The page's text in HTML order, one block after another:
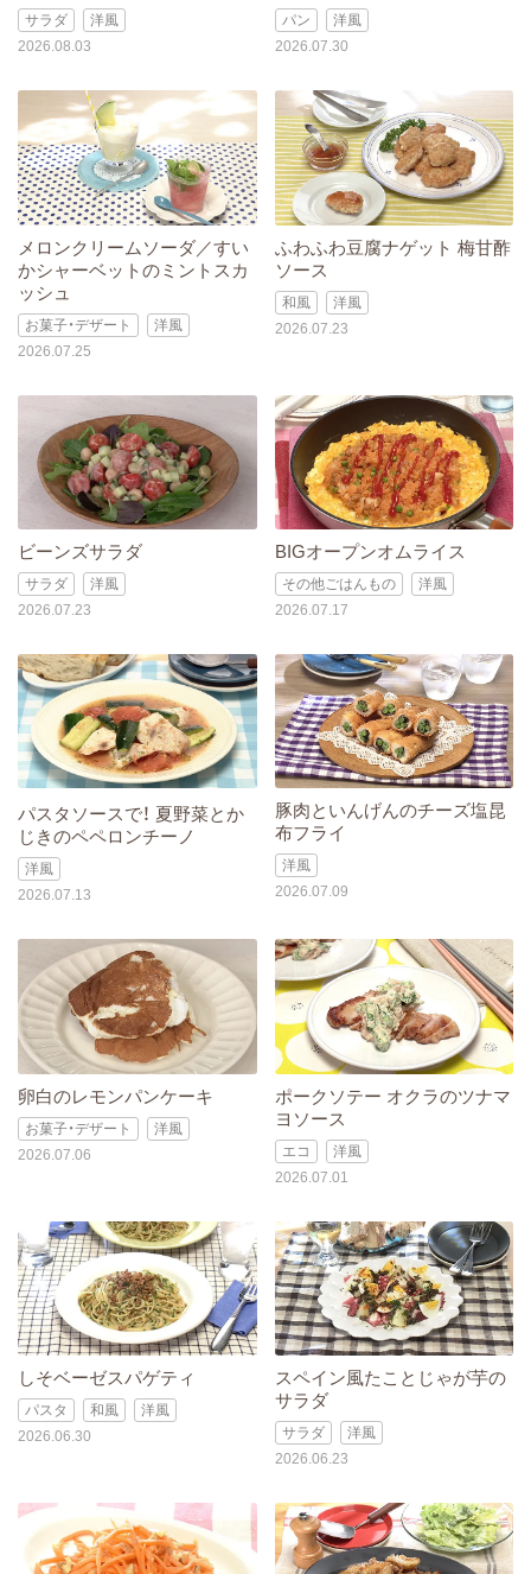
サラダ
洋風
2026.08.03
パン
洋風
2026.07.30
メロンクリームソーダ／すい
かシャーベットのミントスカ
ッシュ
お菓子・デザート
洋風
2026.07.25
ふわふわ豆腐ナゲット 梅甘酢
ソース
和風
洋風
2026.07.23
ビーンズサラダ
サラダ
洋風
2026.07.23
BIGオープンオムライス
その他ごはんもの
洋風
2026.07.17
パスタソースで！ 夏野菜とか
じきのペペロンチーノ
洋風
2026.07.13
豚肉といんげんのチーズ塩昆
布フライ
洋風
2026.07.09
卵白のレモンパンケーキ
お菓子・デザート
洋風
2026.07.06
ポークソテー オクラのツナマ
ヨソース
エコ
洋風
2026.07.01
しそベーゼスパゲティ
パスタ 和風
洋風
2026.06.30
スペイン風たことじゃが芋の
サラダ
サラダ
洋風
2026.06.23